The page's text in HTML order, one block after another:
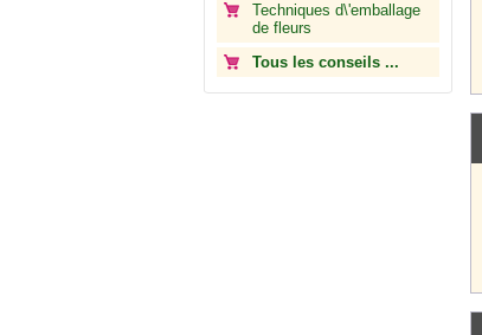
Techniques d\'emballage
de fleurs
Tous les conseils ...